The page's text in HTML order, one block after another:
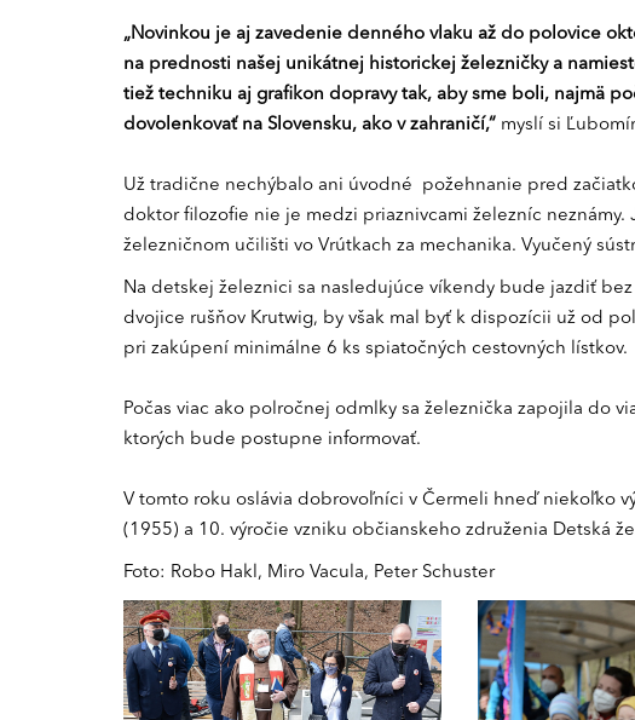
„Novinkou je aj zavedenie denného vlaku až do polovice
na prednosti našej unikátnej historickej železničky a
tiež techniku aj grafikon dopravy tak, aby sme boli, najmä
dovolenkovať na Slovensku, ako v zahraničí,“ myslí si
Už tradične nechýbalo ani úvodné požehnanie pred
doktor filozofie nie je medzi priaznivcami železníc
železničnom učilišti vo Vrútkach za mechanika. Vyučený
Na detskej železnici sa nasledujúce víkendy bude jazdiť
dvojice rušňov Krutwig, by však mal byť k dispozícii už od
pri zakúpení minimálne 6 ks spiatočných cestovných lístkov.
Počas viac ako polročnej odmlky sa železnička zapojila do
ktorých bude postupne informovať.
V tomto roku oslávia dobrovoľníci v Čermeli hneď niekoľko
(1955) a 10. výročie vzniku občianskeho združenia Detská
Foto: Robo Hakl, Miro Vacula, Peter Schuster